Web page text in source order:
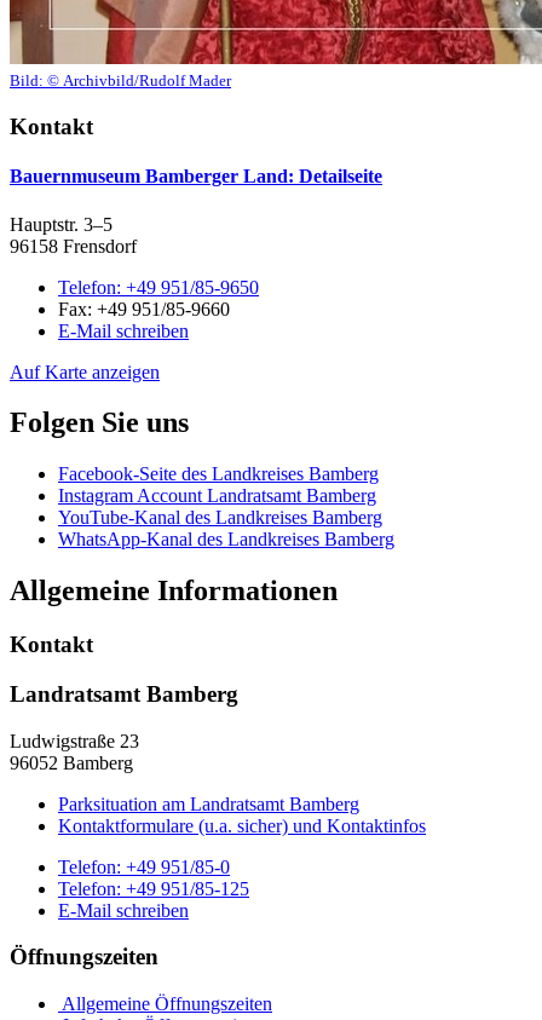
Bild: © Archivbild/Rudolf Mader
Kontakt
Bauernmuseum Bamberger Land: Detailseite
Hauptstr. 3–5
96158 Frensdorf
Telefon: +49 951/85-9650
Fax: +49 951/85-9660
E-Mail schreiben
Auf Karte anzeigen
Folgen Sie uns
Facebook-Seite des Landkreises Bamberg
Instagram Account Landratsamt Bamberg
YouTube-Kanal des Landkreises Bamberg
WhatsApp-Kanal des Landkreises Bamberg
Allgemeine Informationen
Kontakt
Landratsamt Bamberg
Ludwigstraße 23
96052 Bamberg
Parksituation am Landratsamt Bamberg
Kontaktformulare (u.a. sicher) und Kontaktinfos
Telefon: +49 951/85-0
Telefon: +49 951/85-125
E-Mail schreiben
Öffnungszeiten
Allgemeine Öffnungszeiten